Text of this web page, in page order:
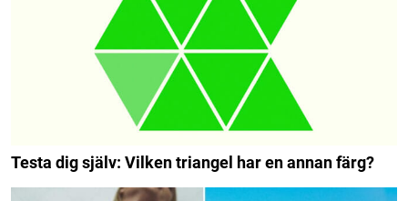
Testa dig själv: Vilken triangel har en annan färg?